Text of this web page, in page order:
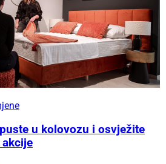
u kolovozu i osvježite